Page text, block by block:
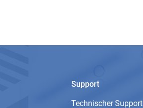
Support
Technischer Support